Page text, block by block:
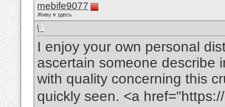
mebife9077
Живу я здесь
I enjoy your own personal
ascertain someone describe
with quality concerning this
quickly seen. <a